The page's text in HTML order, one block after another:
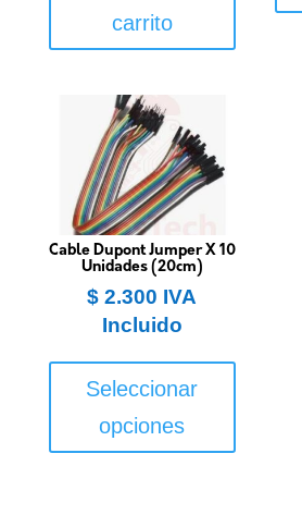
carrito
Cable Dupont Jumper X 10
Unidades (20cm)
$ 2.300 IVA
Incluido
Seleccionar
opciones